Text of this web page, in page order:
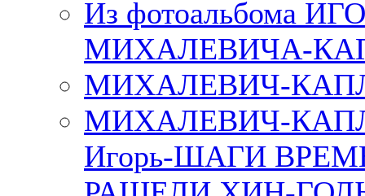
Из фотоальбома
МИХАЛЕВИЧА-
МИХАЛЕВИЧ-
МИХАЛЕВИЧ-
Игорь-ШАГИ